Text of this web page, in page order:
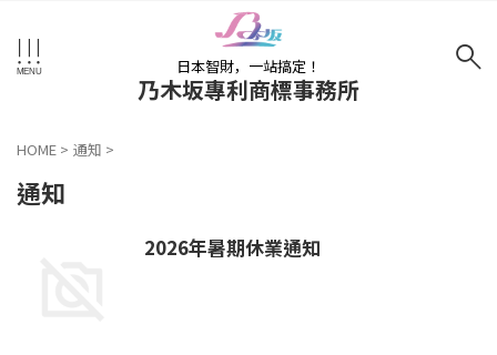
日本智財，一站搞定！
乃木坂專利商標事務所
HOME > 通知 >
通知
2026年暑期休業通知